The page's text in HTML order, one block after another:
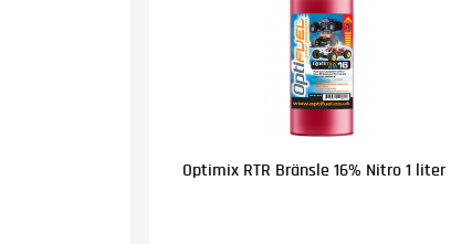
Optimix RTR Bränsle 16% Nitro 1 liter